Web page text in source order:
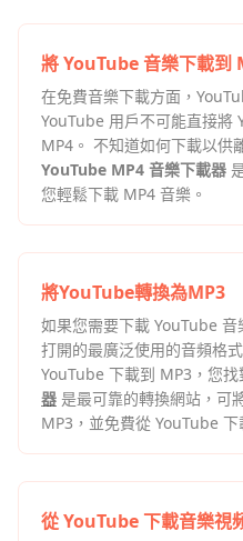
將 YouTube 音樂下載到
在免費音樂下載方面，
YouTube 用戶不可能直接將
MP4。 不知道如何下載以供
YouTube MP4 音樂下載器
您輕鬆下載 MP4 音樂。
將YouTube轉換為MP3
如果您需要下載 YouTube
打開的最廣泛使用的音頻格
YouTube 下載到 MP3，您找
器 是最可靠的轉換網站，可
MP3，並免費從 YouTube 下
從 YouTube 下載音樂視